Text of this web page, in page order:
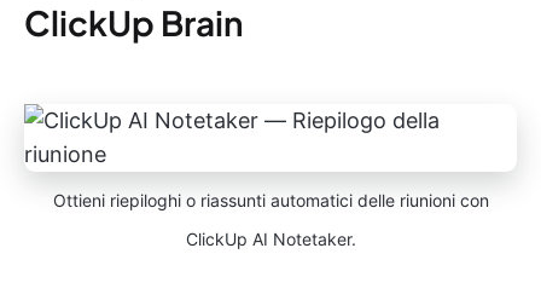
ClickUp Brain
Ottieni riepiloghi o riassunti automatici delle riunioni con
ClickUp AI Notetaker.